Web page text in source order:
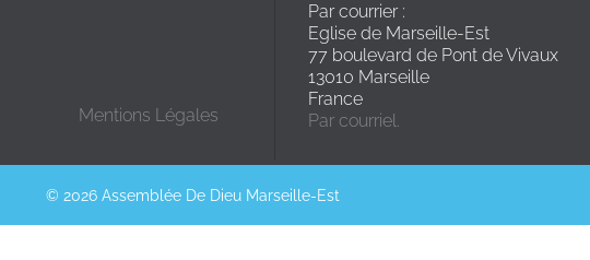
Mentions Légales
Par courrier :
Eglise de Marseille-Est
77 boulevard de Pont de Vivaux
13010 Marseille
France
Par courriel.
© 2026 Assemblée De Dieu Marseille-Est